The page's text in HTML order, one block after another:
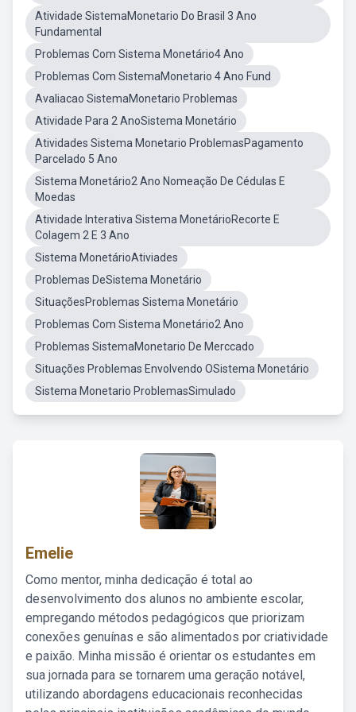
Atividade SistemaMonetario Do Brasil 3 Ano
Fundamental
Problemas Com Sistema Monetário4 Ano
Problemas Com SistemaMonetario 4 Ano Fund
Avaliacao SistemaMonetario Problemas
Atividade Para 2 AnoSistema Monetário
Atividades Sistema Monetario ProblemasPagamento
Parcelado 5 Ano
Sistema Monetário2 Ano Nomeação De Cédulas E
Moedas
Atividade Interativa Sistema MonetárioRecorte E
Colagem 2 E 3 Ano
Sistema MonetárioAtiviades
Problemas DeSistema Monetário
SituaçõesProblemas Sistema Monetário
Problemas Com Sistema Monetário2 Ano
Problemas SistemaMonetario De Merccado
Situações Problemas Envolvendo OSistema Monetário
Sistema Monetario ProblemasSimulado
Emelie
Como mentor, minha dedicação é total ao
desenvolvimento dos alunos no ambiente escolar,
empregando métodos pedagógicos que priorizam
conexões genuínas e são alimentados por criatividade
e paixão. Minha missão é orientar os estudantes em
sua jornada para se tornarem uma geração notável,
utilizando abordagens educacionais reconhecidas